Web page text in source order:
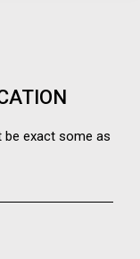
exact some as